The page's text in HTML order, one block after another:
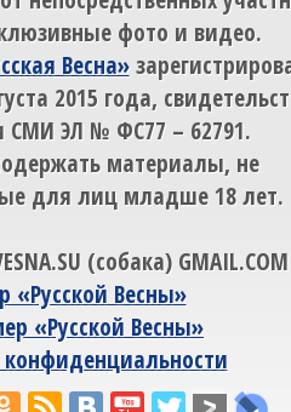
фото и видео.
Весна»
2015 года,
СМИ ЭЛ № ФС77 – 62791.
материалы, не
для лиц младше 18 лет.
(собака) GMAIL.COM
«Русской Весны»
«Русской Весны»